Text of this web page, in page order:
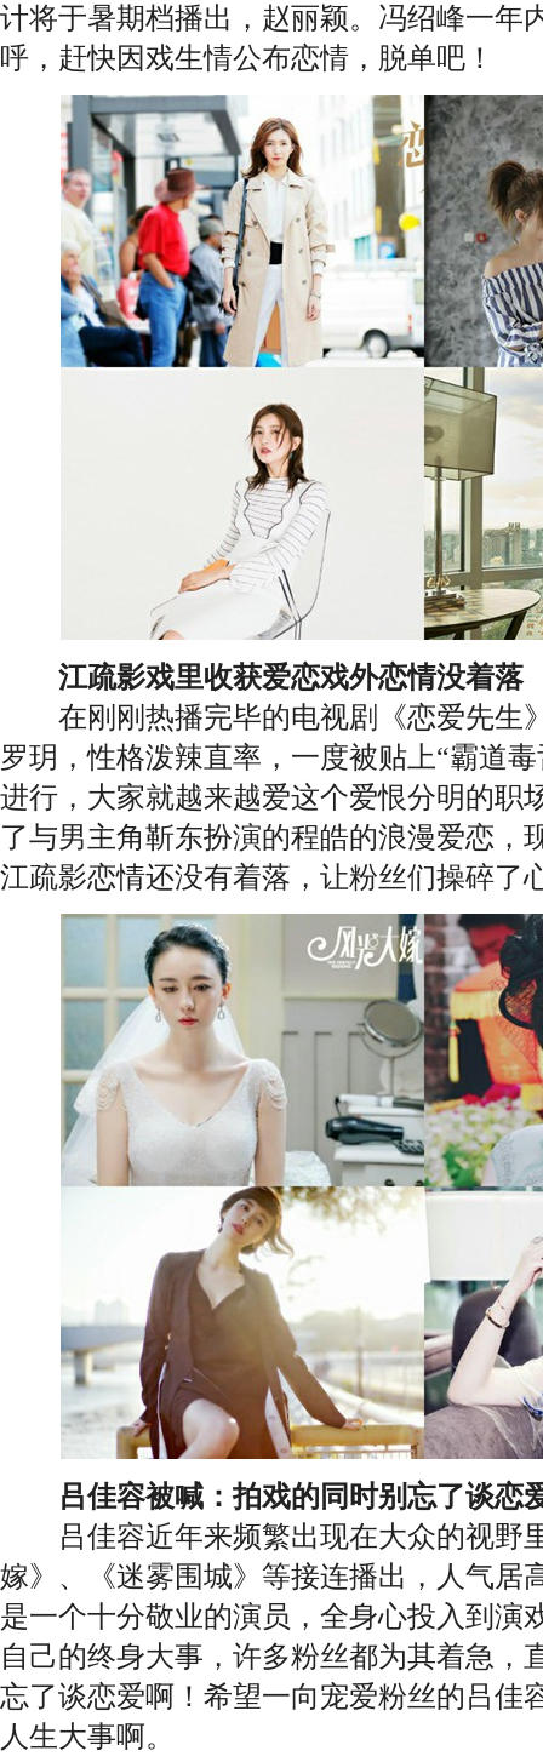
计将于暑期档播出，赵丽颖。冯绍峰一年
呼，赶快因戏生情公布恋情，脱单吧！
江疏影戏里收获爱恋戏外恋情没着落
在刚刚热播完毕的电视剧《恋爱先生
罗玥，性格泼辣直率，一度被贴上“霸道
进行，大家就越来越爱这个爱恨分明的职
了与男主角靳东扮演的程皓的浪漫爱恋，
江疏影恋情还没有着落，让粉丝们操碎了
吕佳容被喊：拍戏的同时别忘了谈恋
吕佳容近年来频繁出现在大众的视野
嫁》、《迷雾围城》等接连播出，人气居
是一个十分敬业的演员，全身心投入到演
自己的终身大事，许多粉丝都为其着急，
忘了谈恋爱啊！希望一向宠爱粉丝的吕佳
人生大事啊。